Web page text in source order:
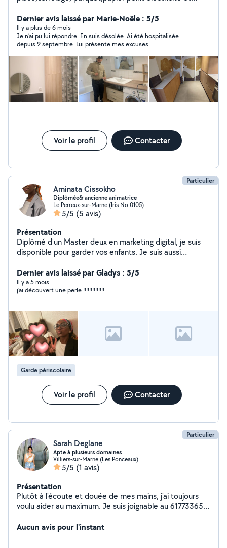
Dernier avis laissé par Marie-Noële : 5/5
Il y a plus de 6 mois
Je n’ai pu lui répondre. En suis désolée. Ai été hospitalisée
depuis 9 septembre. Lui présente mes excuses.
Voir le profil Contacter
Particulier
Aminata Cissokho
Diplômée& ancienne animatrice
Le Perreux-sur-Marne (Iris No 0105)
5/5 (5 avis)
Présentation
Diplômé d'un Master deux en marketing digital, je suis
disponible pour garder vos enfants. Je suis aussi
d'animateur et j'ai été animatrice pendant plusieurs
années.
Dernier avis laissé par Gladys : 5/5
Il y a 5 mois
j'ai découvert une perle !!!!!!!!!!!!!!
Garde périscolaire
Voir le profil Contacter
Particulier
Sarah Deglane
Apte à plusieurs domaines
Villiers-sur-Marne (Les Ponceaux)
5/5 (1 avis)
Présentation
Plutôt à l'écoute et douée de mes mains, j'ai toujours
voulu aider au maximum. Je suis joignable au 617733651
Aucun avis pour l'instant